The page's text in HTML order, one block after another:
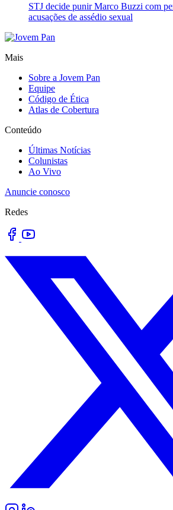
STJ decide punir Marco Buzzi com
acusações de assédio sexual
Mais
Sobre a Jovem Pan
Equipe
Código de Ética
Atlas de Cobertura
Conteúdo
Últimas Notícias
Colunistas
Ao Vivo
Anuncie conosco
Redes